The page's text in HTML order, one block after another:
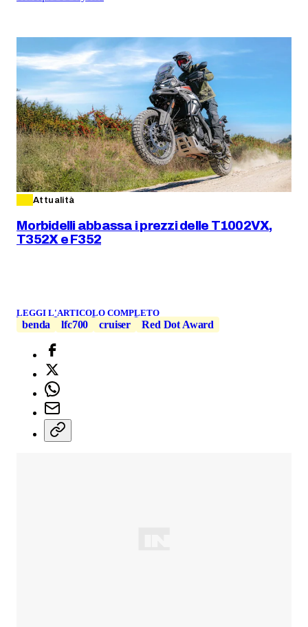
Attualità
Morbidelli abbassa i prezzi delle T1002VX,
T352X e F352
LEGGI L'ARTICOLO COMPLETO
benda lfc700 cruiser Red Dot Award